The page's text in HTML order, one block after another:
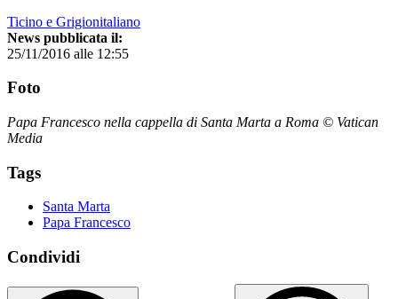
Ticino e Grigionitaliano
News pubblicata il:
25/11/2016 alle 12:55
Foto
Papa Francesco nella cappella di Santa Marta a Roma © Vatican
Media
Tags
Santa Marta
Papa Francesco
Condividi